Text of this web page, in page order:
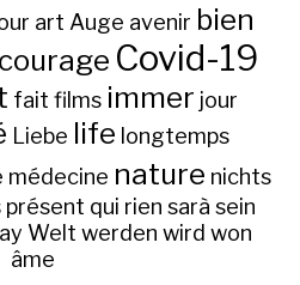
art Auge avenir bien
courage Covid-19
fait films immer jour
Liebe life longtemps
médecine nature nichts
présent qui rien sarà sein
Welt werden wird won
âme